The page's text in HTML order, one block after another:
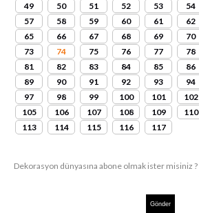
49
50 51 52 53 54
57
58 59 60 61 62
65
66 67 68 69 70
73
74 75 76 77 78
81
82 83 84 85 86
89
90 91 92 93 94
97
98 99 100 101 102
105
106 107 108 109 110
113
114 115 116 117
Dekorasyon dünyasına abone olmak ister misiniz ?